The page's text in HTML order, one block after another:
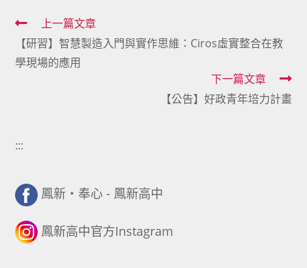
Read
more
articles
上一篇文章
【研習】智慧製造入門與實作思維：Ciros虛實整合在教
學現場的應用
下一篇文章
【公告】好政青年培力計畫
:::
鳳新・奉心 - 鳳新高中
鳳新高中官方Instagram